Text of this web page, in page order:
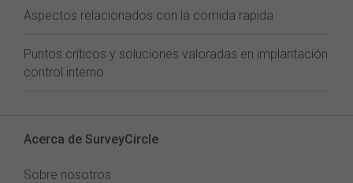
Aspectos relacionados con la comida rapida
Puntos críticos y soluciones valoradas en implantación
control interno
Acerca de SurveyCircle
Sobre nosotros